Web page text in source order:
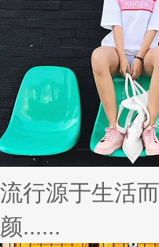
你有什么事情
变......